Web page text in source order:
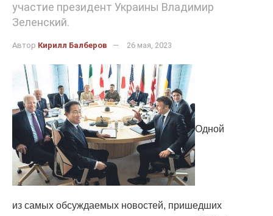
участие президент Украины Владимир
Зеленский.
Автор Кирилл Балберов 26 мая, 2023
Одной
из самых обсуждаемых новостей, пришедших